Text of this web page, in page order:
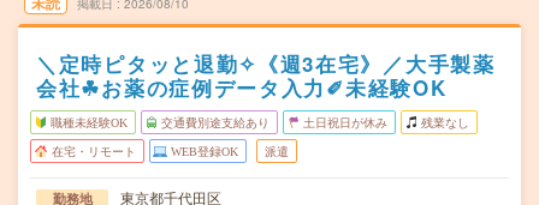
掲載日 2026/08/10
＼定時ピタッと退勤✧《週3在宅》／大手製薬
会社☘お薬の症例データ入力✐未経験OK
職種未経験OK 交通費別途支給あり 土日祝日が休み 残業なし
在宅・リモート WEB登録OK 派遣
勤務地
東京都千代田区